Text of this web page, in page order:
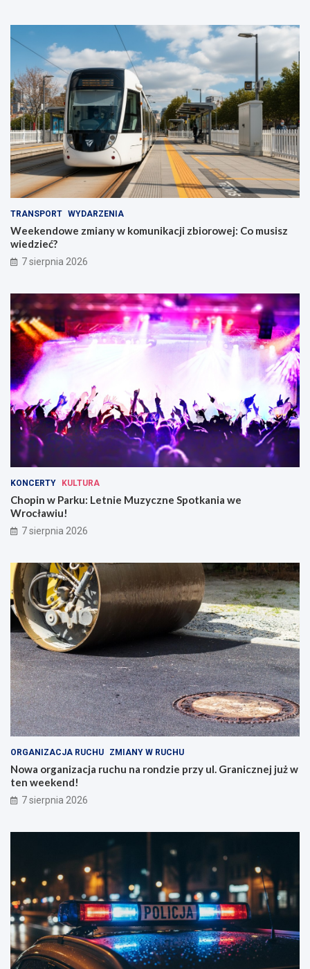
TRANSPORT WYDARZENIA
Weekendowe zmiany w komunikacji zbiorowej: Co musisz
wiedzieć?
7 sierpnia 2026
KONCERTY KULTURA
Chopin w Parku: Letnie Muzyczne Spotkania we
Wrocławiu!
7 sierpnia 2026
ORGANIZACJA RUCHU ZMIANY W RUCHU
Nowa organizacja ruchu na rondzie przy ul. Granicznej już w
ten weekend!
7 sierpnia 2026